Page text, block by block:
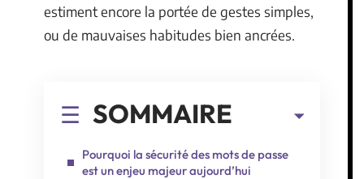
estiment encore la portée de gestes simples,
ou de mauvaises habitudes bien ancrées.
SOMMAIRE
Pourquoi la sécurité des mots de passe
est un enjeu majeur aujourd’hui